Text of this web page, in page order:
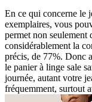
En ce qui concerne le
exemplaires, vous
permet non seulement
considérablement la
précis, de 77%. Donc
le panier à linge sale
journée, autant votre
fréquemment, surtout